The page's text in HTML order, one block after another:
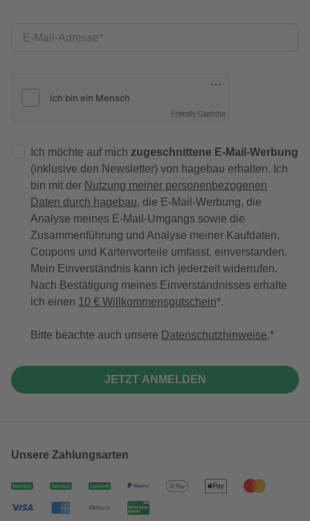
E-Mail-Adresse
Friendly Captcha
Ich möchte auf mich zugeschnittene E-Mail-Werbung
(inklusive den Newsletter) von hagebau erhalten. Ich
bin mit der Nutzung meiner personenbezogenen
Daten durch hagebau, die E-Mail-Werbung, die
Analyse meines E-Mail-Umgangs sowie die
Zusammenführung und Analyse meiner Kaufdaten,
Coupons und Kartenvorteile umfasst, einverstanden.
Mein Einverständnis kann ich jederzeit widerrufen.
Nach Bestätigung meines Einverständnisses erhalte
ich einen 10 € Willkommensgutschein*.
Bitte beachte auch unsere Datenschutzhinweise.
JETZT ANMELDEN
Unsere Zahlungsarten